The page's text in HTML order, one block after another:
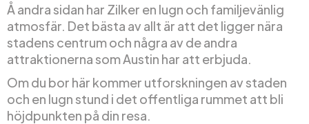
Å andra sidan har Zilker en lugn och familjevänlig
atmosfär. Det bästa av allt är att det ligger nära
stadens centrum och några av de andra
attraktionerna som Austin har att erbjuda.
Om du bor här kommer utforskningen av staden
och en lugn stund i det offentliga rummet att bli
höjdpunkten på din resa.